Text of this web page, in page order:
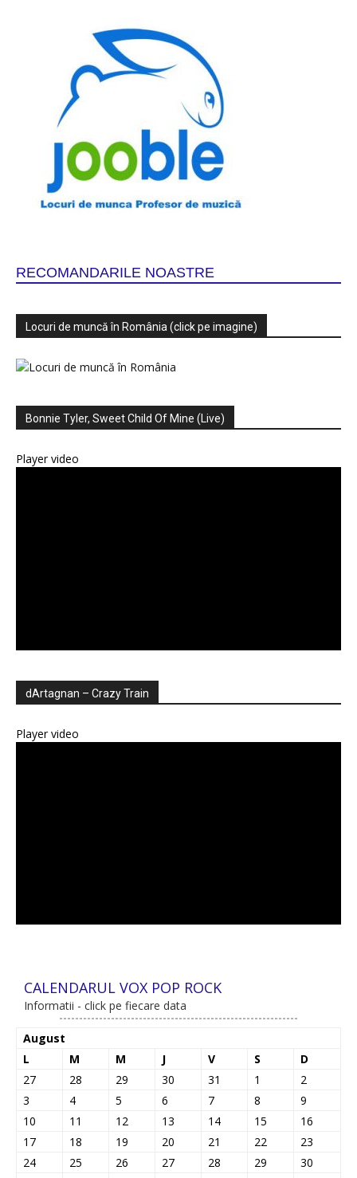
RECOMANDARILE NOASTRE
Locuri de muncă în România (click pe imagine)
Bonnie Tyler, Sweet Child Of Mine (Live)
Player video
dArtagnan – Crazy Train
Player video
CALENDARUL VOX POP ROCK
Informatii - click pe fiecare data
August
L
M M J V S
D
27
28 29 30 31 1
2
3
4 5 6 7 8
9
10
11 12 13 14 15
16
17
18 19 20 21 22
23
24
25 26 27 28 29
30